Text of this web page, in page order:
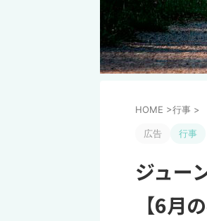
HOME >行事 >
広告 行事
ジュー
【6月